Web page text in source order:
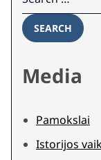
SEARCH
Media
Pamokslai
Istorijos